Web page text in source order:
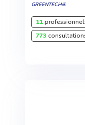
GREENTECH®
11
773